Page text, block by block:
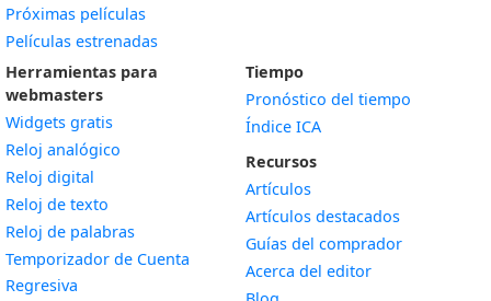
Próximas películas
Películas estrenadas
Herramientas para
webmasters
Widgets gratis
Reloj analógico
Reloj digital
Reloj de texto
Reloj de palabras
Temporizador de Cuenta
Regresiva
Tiempo
Pronóstico del tiempo
Índice ICA
Recursos
Artículos
Artículos destacados
Guías del comprador
Acerca del editor